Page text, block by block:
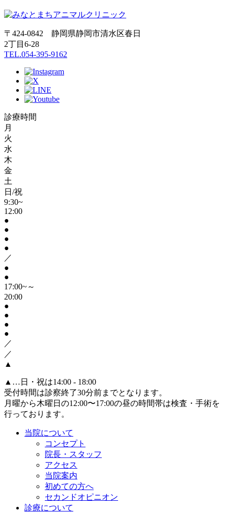
〒424-0842 静岡県静岡市清水区春日
2丁目6-28
TEL.054-395-9162
診療時間
月
火
水
木
金
土
日/祝
9:30~
12:00
●
●
●
●
／
●
●
17:00~～
20:00
●
●
●
●
／
／
▲
▲ …日・祝は14:00 - 18:00
受付時間は診察終了30分前までとなります。
月曜から木曜日の12:00〜17:00の昼の時間帯は検査・手術を
行っております。
当院について
コンセプト
院長・スタッフ
アクセス
当院案内
初めての方へ
セカンドオピニオン
診療について